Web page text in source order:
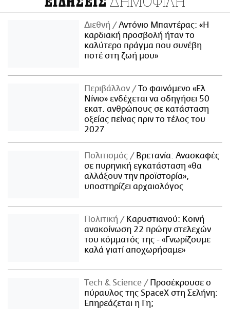
Διεθνή
Αντόνιο Μπαντέρας: «Η
καρδιακή προσβολή ήταν το
καλύτερο πράγμα που συνέβη
ποτέ στη ζωή μου»
Περιβάλλον
Το φαινόμενο «Ελ
Νίνιο» ενδέχεται να οδηγήσει 50
εκατ. ανθρώπους σε κατάσταση
οξείας πείνας πριν το τέλος του
2027
Πολιτισμός
Βρετανία: Ανασκαφές
σε πυρηνική εγκατάσταση «θα
αλλάξουν την προϊστορία»,
υποστηρίζει αρχαιολόγος
Πολιτική
Καρυστιανού: Κοινή
ανακοίνωση 22 πρώην στελεχών
του κόμματός της - «Γνωρίζουμε
καλά γιατί αποχωρήσαμε»
Τech & Science
Προσέκρουσε ο
πύραυλος της SpaceX στη Σελήνη:
Επηρεάζεται η Γη;